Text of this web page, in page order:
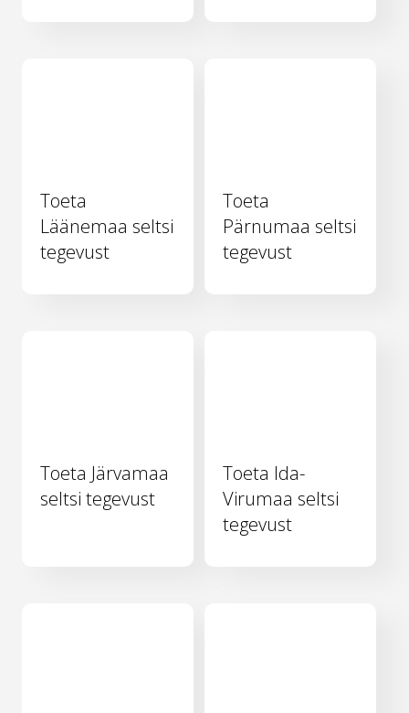
Toeta
Läänemaa seltsi
tegevust
Toeta
Pärnumaa seltsi
tegevust
Toeta Järvamaa
seltsi tegevust
Toeta Ida-
Virumaa seltsi
tegevust